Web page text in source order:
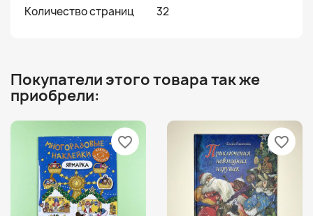
Количество страниц
32
Покупатели этого товара так же
приобрели:
favorite_border favorite_border